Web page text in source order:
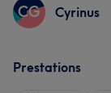
CG Cyrinus
Prestations